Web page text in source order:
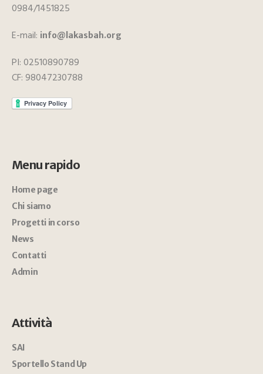
0984/1451825
E-mail: info@lakasbah.org
PI: 02510890789
CF: 98047230788
Menu rapido
Home page
Chi siamo
Progetti in corso
News
Contatti
Admin
Attività
SAI
Sportello Stand Up